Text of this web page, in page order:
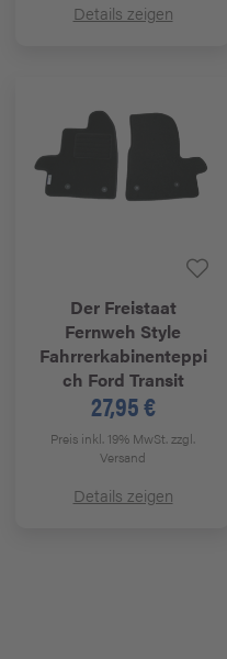
Details zeigen
Der Freistaat
Fernweh Style
Fahrrerkabinenteppi
ch Ford Transit
27,95 €
Preis inkl. 19% MwSt.zzgl.
Versand
Details zeigen